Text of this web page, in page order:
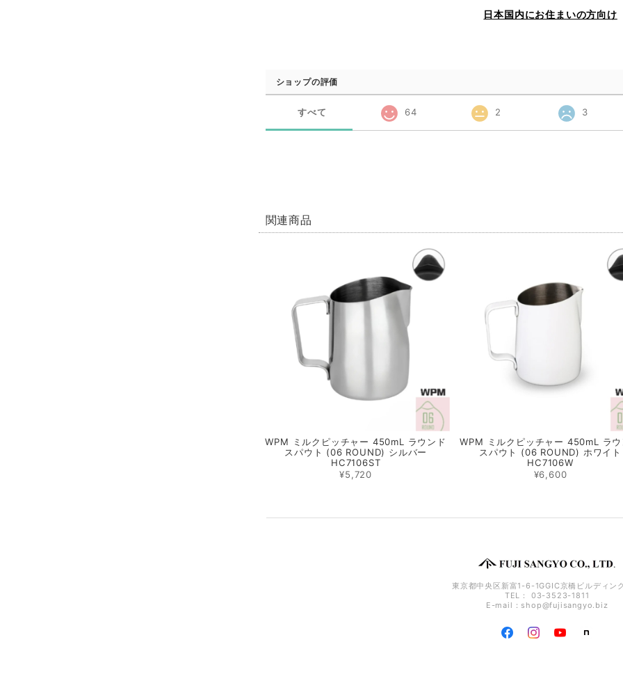
日本国内にお住まいの方向け
ショップの評価
すべて 64 2 3
関連商品
WPM ミルクピッチャー 450mL ラウンド
スパウト (06 ROUND) シルバー
HC7106ST
¥5,720
WPM ミルクピッチャー 450mL ラ
スパウト (06 ROUND) ホワイト
HC7106W
¥6,600
東京都中央区新富1-6-1GGIC京橋ビルディン
TEL： 03-3523-1811
E-mail： shop@fujisangyo.biz